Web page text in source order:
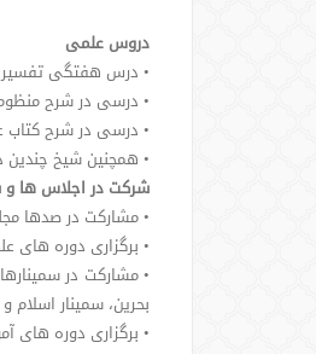
دروس علمی
• درس هفتگی تفسیر که از سال 1427 هـ در مسجد جامع الدخیل در شهر ریاض برگزار می
• درسی در شرح منظومه ی سلم الوصول که از
• درسی در شرح کتاب عمدة الفقه که از سال 1422 هـ در مسجد
• همچنین شیخ چندین
شرکت در اجلاس ها و
• مشارکت در صدها
• برگزاری دوره های
• مشارکت در
بحرین، سمینار
• برگزاری دوره های